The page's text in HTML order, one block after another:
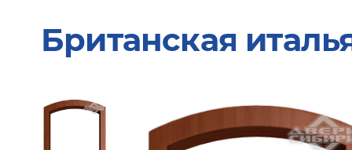
Фабрика «Двери Точка.ру»
Коллекция Неаполь
Фабрика «АЛТА»
Фабрика OPTIMA PORTE
Британская